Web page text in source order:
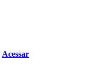
Acessar